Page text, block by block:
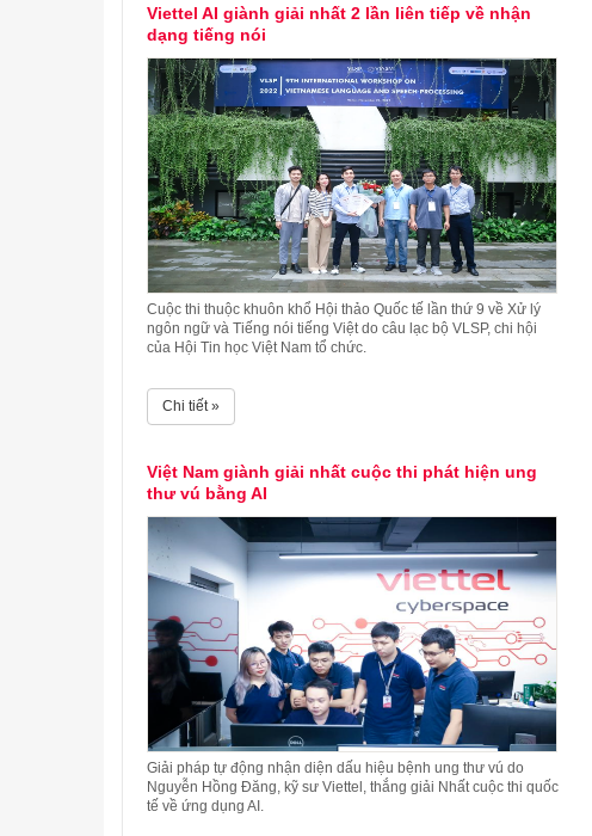
Viettel AI giành giải nhất 2 lần liên tiếp về nhận
dạng tiếng nói
Cuộc thi thuộc khuôn khổ Hội thảo Quốc tế lần thứ 9 về Xử lý
ngôn ngữ và Tiếng nói tiếng Việt do câu lạc bộ VLSP, chi hội
của Hội Tin học Việt Nam tổ chức.
Chi tiết »
Việt Nam giành giải nhất cuộc thi phát hiện ung
thư vú bằng AI
Giải pháp tự động nhận diện dấu hiệu bệnh ung thư vú do
Nguyễn Hồng Đăng, kỹ sư Viettel, thắng giải Nhất cuộc thi quốc
tế về ứng dụng AI.